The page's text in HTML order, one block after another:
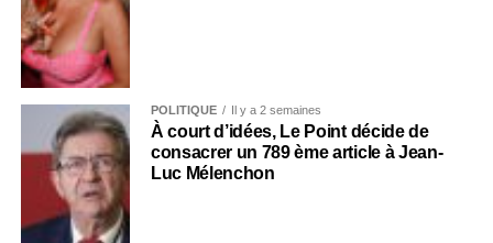
POLITIQUE Il y a 2 semaines
À court d’idées, Le Point décide de
consacrer un 789 ème article à Jean-
Luc Mélenchon